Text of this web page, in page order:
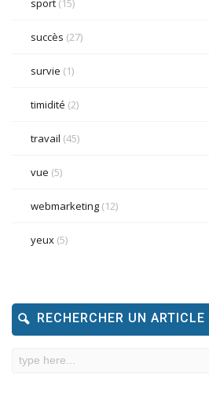
sport (15)
succès (27)
survie (1)
timidité (2)
travail (45)
vue (5)
webmarketing (12)
yeux (5)
RECHERCHER UN ARTICLE